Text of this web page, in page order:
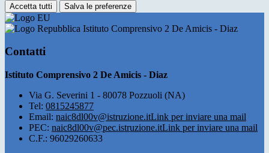
Accetta tutti Salva le preferenze
Istituto Comprensivo 2 De Amicis - Diaz
Contatti
Istituto Comprensivo 2 De Amicis - Diaz
Via G. Severini 1 - 80078 Pozzuoli (NA)
Tel: 0815245877
Email: naic8dl00v@istruzione.itLink per inviare una mail
PEC: naic8dl00v@pec.istruzione.itLink per inviare una mail
C.F.: 96029260633